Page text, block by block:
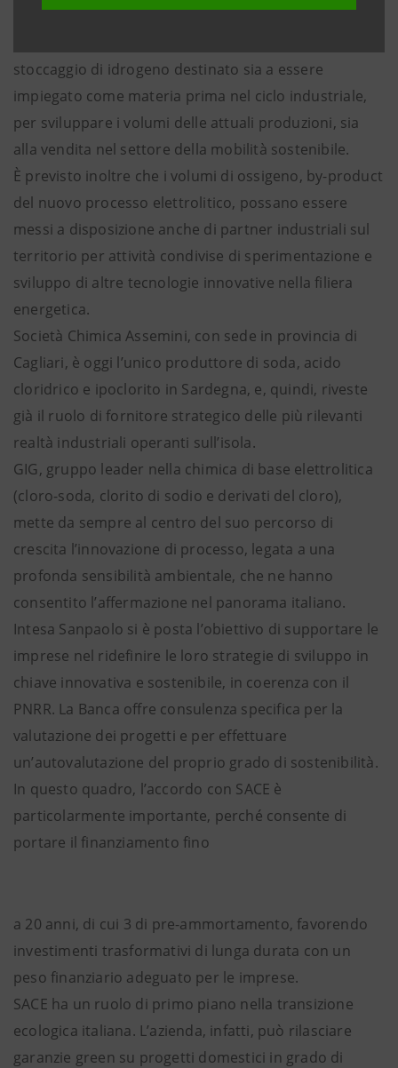
Le risorse sono destinate alla realizzazione di un
stoccaggio di idrogeno destinato sia a essere
impiegato come materia prima nel ciclo industriale,
per sviluppare i volumi delle attuali produzioni, sia
alla vendita nel settore della mobilità sostenibile.
È previsto inoltre che i volumi di ossigeno, by-product
del nuovo processo elettrolitico, possano essere
messi a disposizione anche di partner industriali sul
territorio per attività condivise di sperimentazione e
sviluppo di altre tecnologie innovative nella filiera
energetica.
Società Chimica Assemini, con sede in provincia di
Cagliari, è oggi l’unico produttore di soda, acido
cloridrico e ipoclorito in Sardegna, e, quindi, riveste
già il ruolo di fornitore strategico delle più rilevanti
realtà industriali operanti sull’isola.
GIG, gruppo leader nella chimica di base elettrolitica
(cloro-soda, clorito di sodio e derivati del cloro),
mette da sempre al centro del suo percorso di
crescita l’innovazione di processo, legata a una
profonda sensibilità ambientale, che ne hanno
consentito l’affermazione nel panorama italiano.
Intesa Sanpaolo si è posta l’obiettivo di supportare le
imprese nel ridefinire le loro strategie di sviluppo in
chiave innovativa e sostenibile, in coerenza con il
PNRR. La Banca offre consulenza specifica per la
valutazione dei progetti e per effettuare
un’autovalutazione del proprio grado di sostenibilità.
In questo quadro, l’accordo con SACE è
particolarmente importante, perché consente di
portare il finanziamento fino
a 20 anni, di cui 3 di pre-ammortamento, favorendo
investimenti trasformativi di lunga durata con un
peso finanziario adeguato per le imprese.
SACE ha un ruolo di primo piano nella transizione
ecologica italiana. L’azienda, infatti, può rilasciare
garanzie green su progetti domestici in grado di